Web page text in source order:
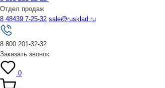
Отдел продаж
8 48439 7-25-32 sale@rusklad.ru
8 800 201-32-32
Заказать звонок
0